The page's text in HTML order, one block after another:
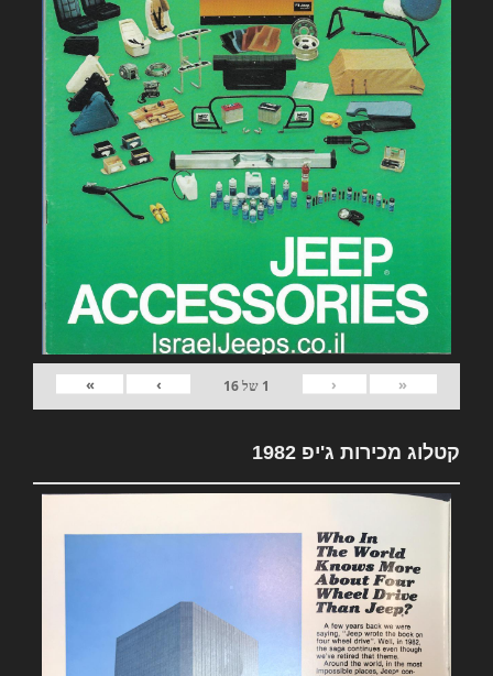
«
‹
1 של16
›
»
קטלוג מכירות ג'יפ 1982